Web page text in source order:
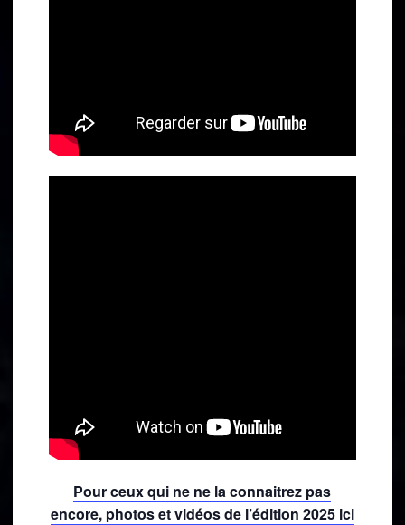
Pour ceux qui ne ne la connaitrez pas
encore, photos et vidéos de l’édition 2025 ici